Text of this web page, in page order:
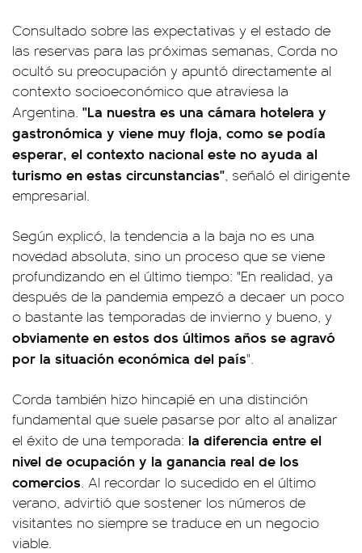
Consultado sobre las expectativas y el estado de
las reservas para las próximas semanas, Corda no
ocultó su preocupación y apuntó directamente al
contexto socioeconómico que atraviesa la
Argentina. "La nuestra es una cámara hotelera y
gastronómica y viene muy floja, como se podía
esperar, el contexto nacional este no ayuda al
turismo en estas circunstancias", señaló el dirigente
empresarial.
Según explicó, la tendencia a la baja no es una
novedad absoluta, sino un proceso que se viene
profundizando en el último tiempo: "En realidad, ya
después de la pandemia empezó a decaer un poco
o bastante las temporadas de invierno y bueno, y
obviamente en estos dos últimos años se agravó
por la situación económica del país".
Corda también hizo hincapié en una distinción
fundamental que suele pasarse por alto al analizar
el éxito de una temporada: la diferencia entre el
nivel de ocupación y la ganancia real de los
comercios. Al recordar lo sucedido en el último
verano, advirtió que sostener los números de
visitantes no siempre se traduce en un negocio
viable.